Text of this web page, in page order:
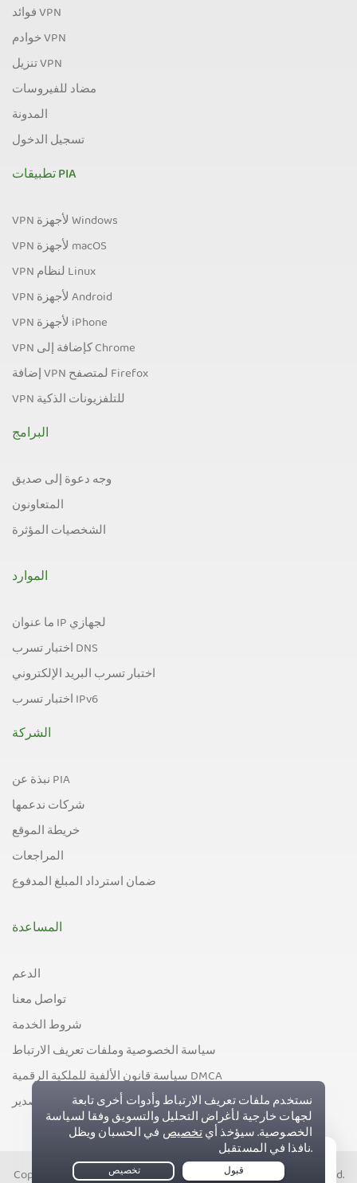
فوائد VPN
خوادم VPN
تنزيل VPN
مضاد للفيروسات
المدونة
تسجيل الدخول
تطبيقات PIA
VPN لأجهزة Windows
VPN لأجهزة macOS
VPN لنظام Linux
VPN لأجهزة Android
VPN لأجهزة iPhone
VPN كإضافة إلى Chrome
إضافة VPN لمتصفح Firefox
VPN للتلفزيونات الذكية
البرامج
وجه دعوة إلى صديق
المتعاونون
الشخصيات المؤثرة
الموارد
ما عنوان IP لجهازي
اختبار تسرب DNS
اختبار تسرب البريد الإلكتروني
اختبار تسرب IPv6
الشركة
نبذة عن PIA
شركات ندعمها
خريطة الموقع
المراجعات
ضمان استرداد المبلغ المدفوع
المساعدة
الدعم
تواصل معنا
شروط الخدمة
سياسة الخصوصية وملفات تعريف الارتباط
سياسة قانون الألفية للملكية الرقمية DMCA
سياسة مراقبة التصدير
Copyright © PIA Private Internet Access, Inc. All Rights Reserved.